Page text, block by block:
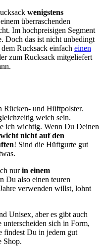
wenigstens
überraschenden
Im hochpreisigen Segment
Doch das ist nicht unbedingt
Rucksack einfach einen
zum Rucksack mitgeliefert
Rücken- und Hüftpolster.
weich sein.
ich wichtig. Wenn Du Deinen
nicht auf den
! Sind die Hüftgurte gut
nurin einem
Du also einen teuren
verwenden willst, lohnt
Unisex, aber es gibt auch
unterscheiden sich in Form,
findest Du in jedem gut
Shop.